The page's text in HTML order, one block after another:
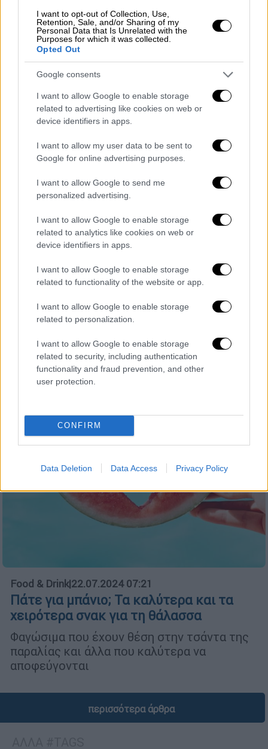
I want to opt-out of Collection, Use,
Retention, Sale, and/or Sharing of my
Personal Data that Is Unrelated with the
Purposes for which it was collected.
Opted Out
Google consents
I want to allow Google to enable storage
related to advertising like cookies on web or
device identifiers in apps.
I want to allow my user data to be sent to
Google for online advertising purposes.
I want to allow Google to send me
personalized advertising.
I want to allow Google to enable storage
related to analytics like cookies on web or
device identifiers in apps.
I want to allow Google to enable storage
related to functionality of the website or app.
I want to allow Google to enable storage
related to personalization.
I want to allow Google to enable storage
related to security, including authentication
functionality and fraud prevention, and other
user protection.
CONFIRM
Data Deletion Data Access Privacy Policy
Συνταγές|23.08.2024 07:20
ντομάτες και καπνιστό τόνο ή σκουμπρί
ψαροκονσέρβα ετοιμάζετε ένα γρήγορο
σνακ για το κρασί της παρέας
Food & Drink|22.07.2024 07:21
Πάτε για μπάνιο; Τα καλύτερα και τα
χειρότερα σνακ για τη θάλασσα
Φαγώσιμα που έχουν θέση στην τσάντα της
παραλίας και άλλα που καλύτερα να
αποφεύγονται
περισσότερα άρθρα